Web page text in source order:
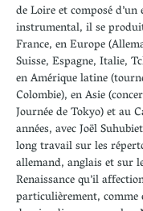
de Loire et composé
instrumental, il se
France, en Europe
Suisse, Espagne, Italie,
en Amérique latine
Colombie), en Asie
Journée de Tokyo) et au
années, avec Joël
long travail sur les
allemand, anglais et sur
Renaissance qu’il
particulièrement, comme